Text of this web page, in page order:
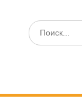
Поиск
по: